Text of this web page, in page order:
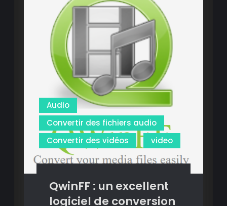
Audio
Convertir des fichiers audio
Convertir des vidéos
video
QwinFF : un excellent
logiciel de conversion